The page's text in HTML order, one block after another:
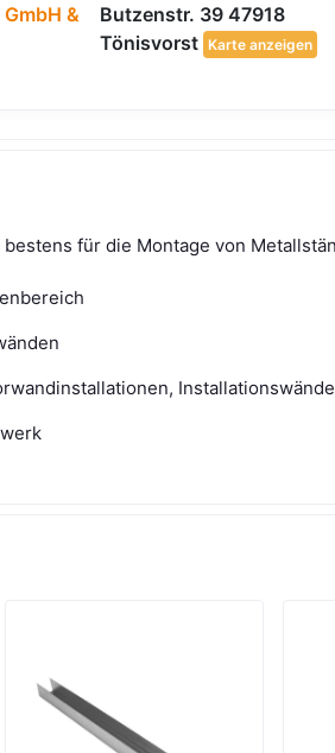
&
Butzenstr. 39 47918
Tönisvorst Karte anzeigen
für die Montage von